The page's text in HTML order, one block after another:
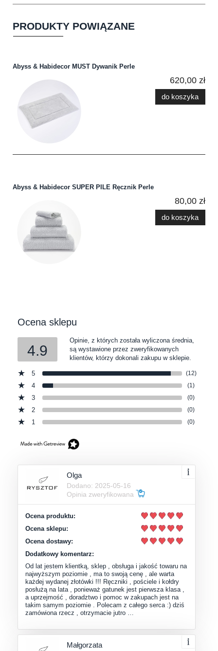
PRODUKTY POWIĄZANE
Abyss & Habidecor MUST Dywanik Perle
620,00 zł
do koszyka
Abyss & Habidecor SUPER PILE Ręcznik Perle
80,00 zł
do koszyka
Ocena sklepu
4.9
Opinie, z których została wyliczona średnia,
są wystawione przez zweryfikowanych
klientów, którzy dokonali zakupu w sklepie.
5 (12)
4 (1)
3 (0)
2 (0)
1 (0)
Olga
Dodano: 2025-05-16
Opinia zweryfikowana
Ocena produktu:
Ocena sklepu:
Ocena dostawy:
Dodatkowy komentarz:
Od lat jestem klientką, sklep , obsługa i jakość towaru na
najwyższym poziomie , ma to swoją cenę , ale warta
każdej wydanej złotówki !!! Ręczniki , pościele i kołdry
posłużą na lata , ponieważ gatunek jest pierwsza klasa ,
a uprzejmość , doradztwo i pomoc w zakupach jest na
takim samym poziomie . Polecam z całego serca :) dziś
zamówiona rzecz , otrzymacie jutro …
Małgorzata